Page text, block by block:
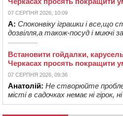
07 СЕРПНЯ 2026, 10:09
А: Споконвіку іграшки і все,що
дозвілля,а також-посуд і миючі
Встановити гойдалки,
Черкасах просять покращити
07 СЕРПНЯ 2026, 09:36
Анатолій: Не створюйте
місті в садочках немає ні гірок,